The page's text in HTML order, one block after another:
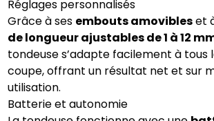
Réglages personnalisés
Grâce à ses embouts amovibleset
de longueur ajustables de 1 à 12
tondeuse s’adapte facilement à tous
coupe, offrant un résultat net et sur
utilisation.
Batterie et autonomie